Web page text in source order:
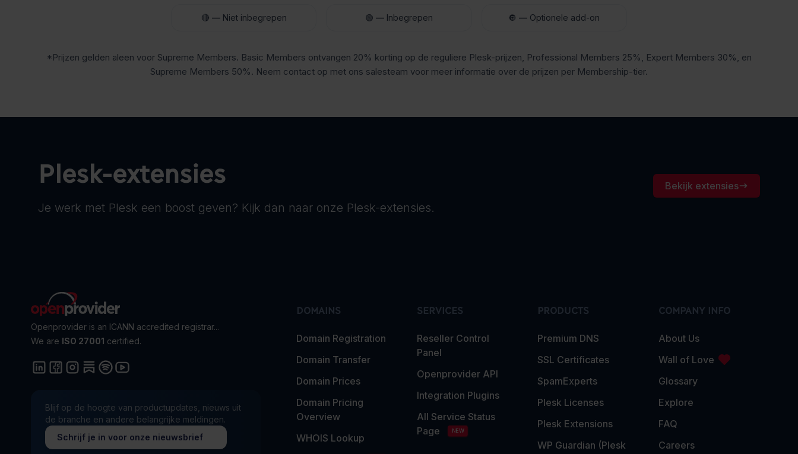
🔴 — Niet inbegrepen 🟢 — Inbegrepen 🔘— Optionele add-on
*Prijzen gelden aleen voor Supreme Members. Basic Members ontvangen 20% korting op de reguliere Plesk-prijzen, Professional Members 25%, Expert Members 30%, en
Supreme Members 50%. Neem contact op met ons salesteam voor meer informatie over de prijzen per Membership-tier.
Plesk-extensies
Je werk met Plesk een boost geven? Kijk dan naar onze Plesk-extensies.
Bekijk extensies
Openprovider is an ICANN accredited registrar...
We are ISO 27001 certified.
Blijf op de hoogte van productupdates, nieuws uit
de branche en andere belangrijke meldingen.
Schrijf je in voor onze nieuwsbrief
DOMAINS
Domain Registration
Domain Transfer
Domain Prices
Domain Pricing
Overview
WHOIS Lookup
SERVICES
Reseller Control
Panel
Openprovider API
Integration Plugins
All Service Status
Page
NEW
PRODUCTS
Premium DNS
SSL Certificates
SpamExperts
Plesk Licenses
Plesk Extensions
WP Guardian (Plesk
COMPANY INFO
About Us
Wall of Love
Glossary
Explore
FAQ
Careers